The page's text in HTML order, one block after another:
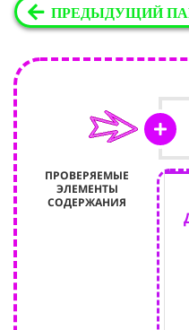
ПРЕДЫДУЩИЙ
ПРОВЕРЯЕМЫЕ
ЭЛЕМЕНТЫ
СОДЕРЖАНИЯ